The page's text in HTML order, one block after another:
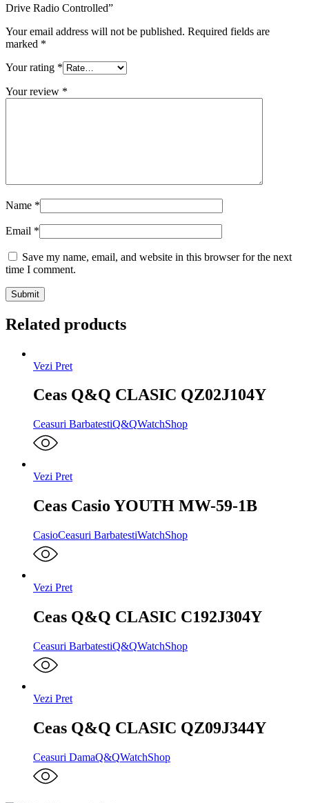
Drive Radio Controlled”
Your email address will not be published. Required fields are
marked *
Your rating *
Your review *
Name *
Email *
Save my name, email, and website in this browser for the next
time I comment.
Related products
Vezi Pret
Ceas Q&Q CLASIC QZ02J104Y
Ceasuri BarbatestiQ&QWatchShop
Vezi Pret
Ceas Casio YOUTH MW-59-1B
CasioCeasuri BarbatestiWatchShop
Vezi Pret
Ceas Q&Q CLASIC C192J304Y
Ceasuri BarbatestiQ&QWatchShop
Vezi Pret
Ceas Q&Q CLASIC QZ09J344Y
Ceasuri DamaQ&QWatchShop